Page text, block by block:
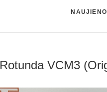
Rotunda VCM3